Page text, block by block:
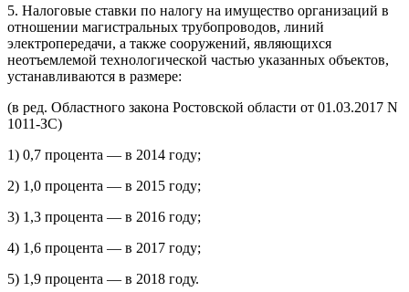
5. Налоговые ставки по налогу на имущество организаций в
отношении магистральных трубопроводов, линий
электропередачи, а также сооружений, являющихся
неотъемлемой технологической частью указанных объектов,
устанавливаются в размере:
(в ред. Областного закона Ростовской области от 01.03.2017 N
1011-ЗС)
1) 0,7 процента — в 2014 году;
2) 1,0 процента — в 2015 году;
3) 1,3 процента — в 2016 году;
4) 1,6 процента — в 2017 году;
5) 1,9 процента — в 2018 году.